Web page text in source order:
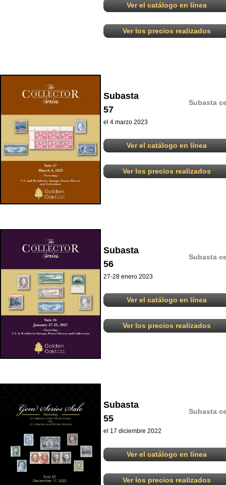
Ver el catálogo en línea
Ver los precios realizados
Subasta
57
Subasta
el 4 marzo 2023
Ver el catálogo en línea
Ver los precios realizados
Subasta
56
Subasta
27-28 enero 2023
Ver el catálogo en línea
Ver los precios realizados
Subasta
55
Subasta
el 17 diciembre 2022
Ver el catálogo en línea
Ver los precios realizados